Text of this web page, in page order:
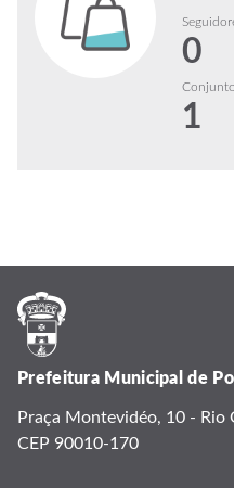
0
1
Prefeitura Municipal de
Praça Montevidéo, 10 - Rio
CEP 90010-170